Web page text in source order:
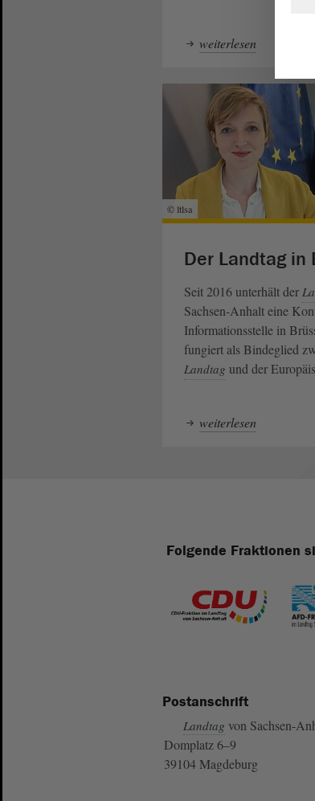
weiterlesen
© ltlsa
Der Landtag in
Seit 2016 unterhält der
Sachsen-Anhalt eine
Informationsstelle in
fungiert als Bindeglied
Landtag und der
weiterlesen
Folgende Fraktionen
Postanschrift
Landtag von Sachsen-
Domplatz 6–9
39104 Magdeburg